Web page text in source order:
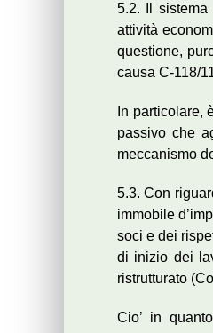
5.2. Il sistema
attività
questione,
causa C-118/
In particolare,
passivo che
meccanismo
5.3. Con
immobile
soci e dei
di inizio dei
ristrutturato
Cio’ in